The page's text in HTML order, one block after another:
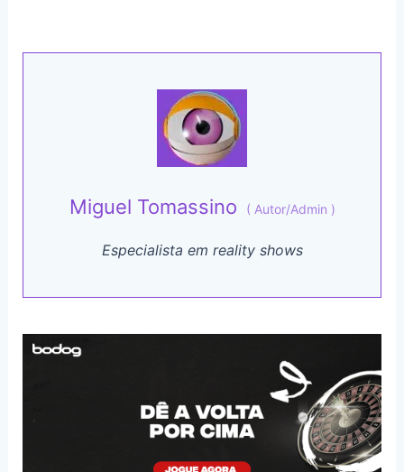
Miguel Tomassino ( Autor/Admin )
Especialista em reality shows